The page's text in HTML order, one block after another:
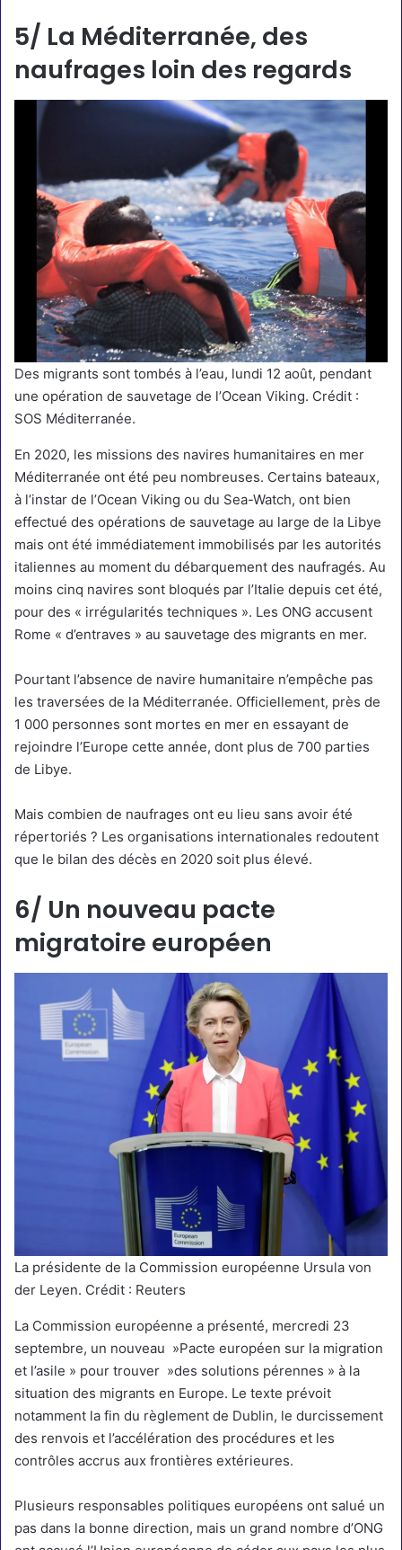
5/ La Méditerranée, des
naufrages loin des regards
Des migrants sont tombés à l’eau, lundi 12 août, pendant
une opération de sauvetage de l’Ocean Viking. Crédit :
SOS Méditerranée.
En 2020, les missions des navires humanitaires en mer
Méditerranée ont été peu nombreuses. Certains bateaux,
à l’instar de l’Ocean Viking ou du Sea-Watch, ont bien
effectué des opérations de sauvetage au large de la Libye
mais ont été immédiatement immobilisés par les autorités
italiennes au moment du débarquement des naufragés. Au
moins cinq navires sont bloqués par l’Italie depuis cet été,
pour des « irrégularités techniques ». Les ONG accusent
Rome « d’entraves » au sauvetage des migrants en mer.
Pourtant l’absence de navire humanitaire n’empêche pas
les traversées de la Méditerranée. Officiellement, près de
1 000 personnes sont mortes en mer en essayant de
rejoindre l’Europe cette année, dont plus de 700 parties
de Libye.
Mais combien de naufrages ont eu lieu sans avoir été
répertoriés ? Les organisations internationales redoutent
que le bilan des décès en 2020 soit plus élevé.
6/ Un nouveau pacte
migratoire européen
La présidente de la Commission européenne Ursula von
der Leyen. Crédit : Reuters
La Commission européenne a présenté, mercredi 23
septembre, un nouveau »Pacte européen sur la migration
et l’asile » pour trouver »des solutions pérennes » à la
situation des migrants en Europe. Le texte prévoit
notamment la fin du règlement de Dublin, le durcissement
des renvois et l’accélération des procédures et les
contrôles accrus aux frontières extérieures.
Plusieurs responsables politiques européens ont salué un
pas dans la bonne direction, mais un grand nombre d’ONG